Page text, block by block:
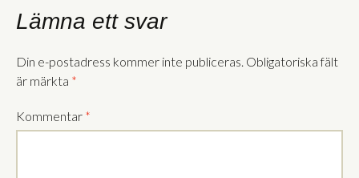
Lämna ett svar
Din e-postadress kommer inte publiceras. Obligatoriska fält
är märkta *
Kommentar *